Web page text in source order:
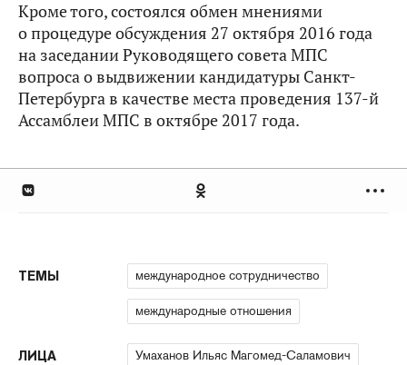
Кроме того, состоялся обмен мнениями
о процедуре обсуждения 27 октября 2016 года
на заседании Руководящего совета МПС
вопроса о выдвижении кандидатуры Санкт-
Петербурга в качестве места проведения 137-й
Ассамблеи МПС в октябре 2017 года.
ТЕМЫ международное сотрудничество
международные отношения
ЛИЦА Умаханов Ильяс Магомед-Саламович